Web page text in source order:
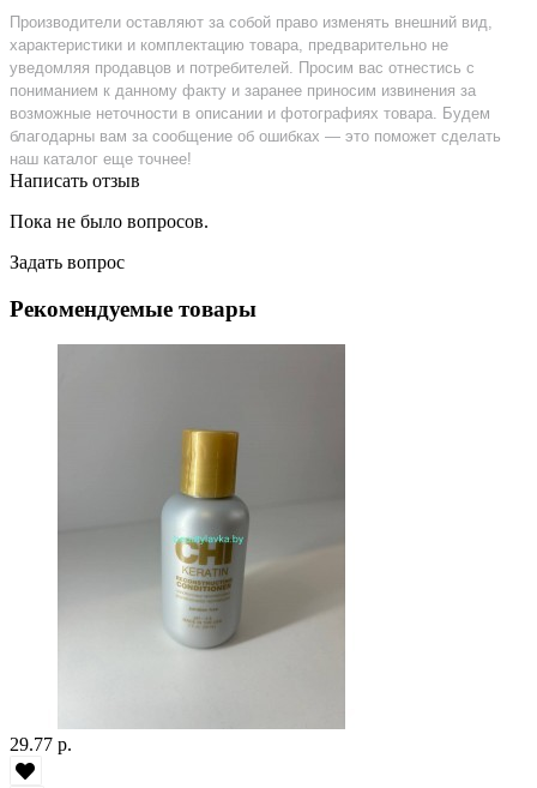
Производители оставляют за собой право изменять внешний вид,
характеристики и комплектацию товара, предварительно не
уведомляя продавцов и потребителей. Просим вас отнестись с
пониманием к данному факту и заранее приносим извинения за
возможные неточности в описании и фотографиях товара. Будем
благодарны вам за сообщение об ошибках — это поможет сделать
наш каталог еще точнее!
Написать отзыв
Пока не было вопросов.
Задать вопрос
Рекомендуемые товары
29.77 р.